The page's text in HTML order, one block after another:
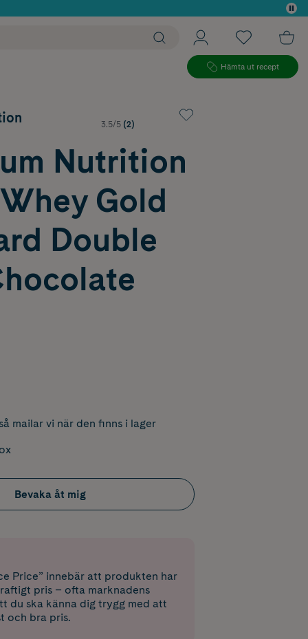
Hämta ut recept
3.5/5 (2)
Nutrition
Gold
Double
mailar vi när den finns i lager
Bevaka åt mig
Price” innebär att produkten har
pris – ofta marknadens
du ska känna dig trygg med att
och bra pris.